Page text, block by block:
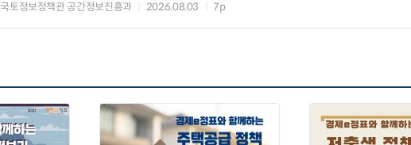
토정보정책관 공간정보진흥과 2026.08.03 7p